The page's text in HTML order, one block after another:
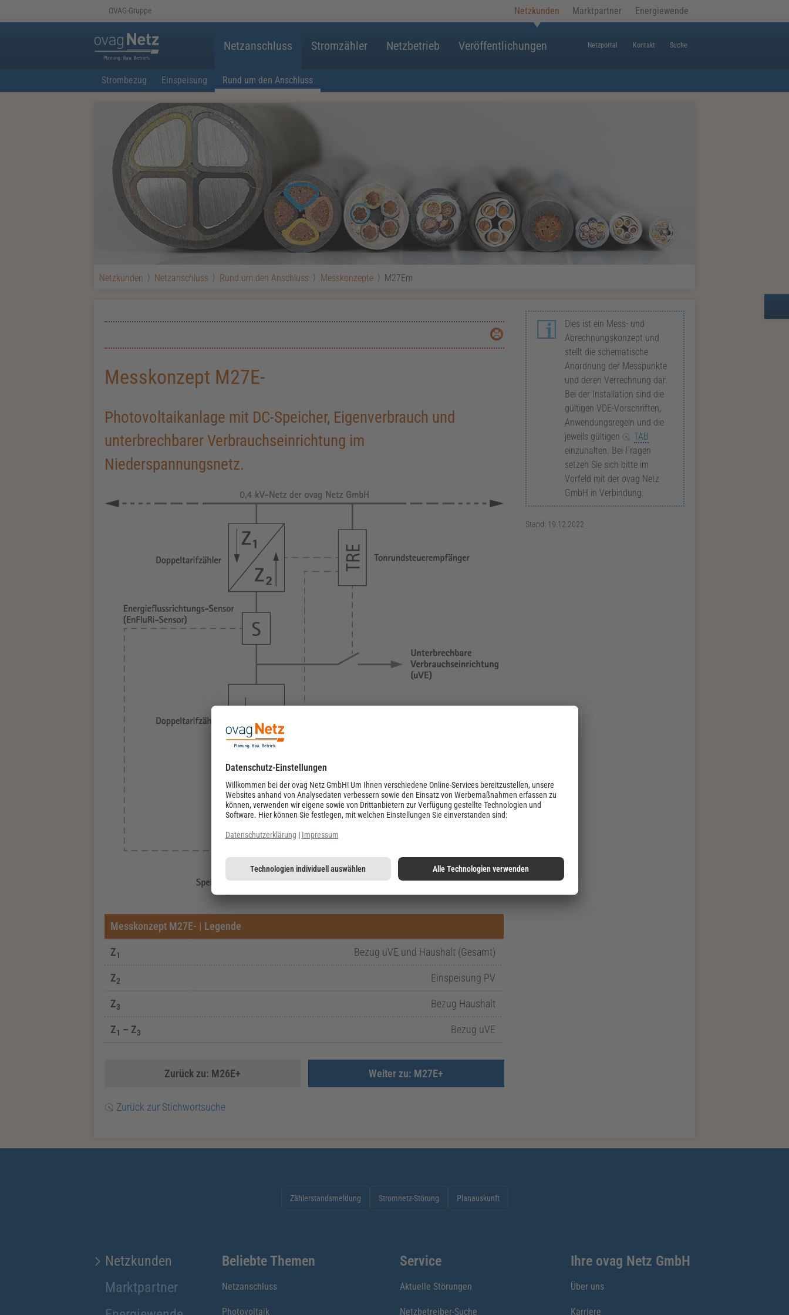
OVAG-Gruppe Netzkunden Marktpartner Energiewende
Netzanschluss
Strombezug Einspeisung Rund um den Anschluss
Stromzähler Netzbetrieb Veröffentlichungen Netzportal Kontakt Suche
Netzkunden Netzanschluss Rund um den Anschluss Messkonzepte M27Em
Messkonzept M27E-
Photovoltaikanlage mit DC-Speicher, Eigenverbrauch und
unterbrechbarer Verbrauchseinrichtung im
Niederspannungsnetz.
Messkonzept M27E- | Legende
Z1 Bezug uVE und Haushalt (Gesamt)
Z2 Einspeisung PV
Z3 Bezug Haushalt
Z1 – Z3 Bezug uVE
Zurück zu: M26E+ Weiter zu: M27E+
Zurück zur Stichwortsuche
Zusatzinformationen zur Seite M27Em
Dies ist ein Mess- und
Abrechnungskonzept und
stellt die schematische
Anordnung der Messpunkte
und deren Verrechnung dar.
Bei der Installation sind die
gültigen VDE-Vorschriften,
Anwendungsregeln und die
jeweils gültigen
TAB
einzuhalten. Bei Fragen
setzen Sie sich bitte im
Vorfeld mit der ovag Netz
GmbH in Verbindung.
Stand: 19.12.2022
Zählerstandsmeldung Stromnetz-Störung Planauskunft
Netzkunden
Marktpartner
Beliebte Themen
Netzanschluss
Photovoltaik
Service
Aktuelle Störungen
Netzbetreiber-Suche
Ihre ovag Netz GmbH
Über uns
Karriere